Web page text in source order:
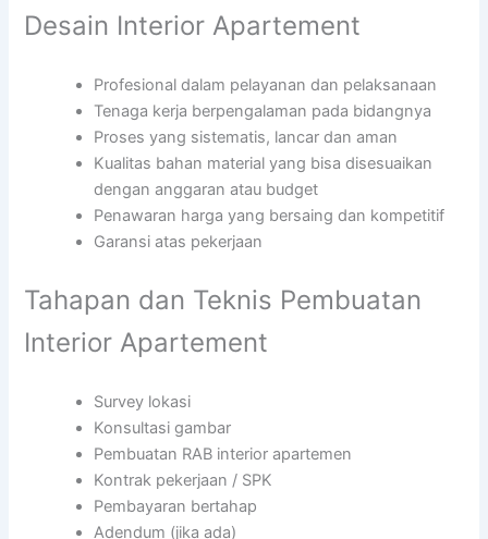
Desain Interior Apartement
Profesional dalam pelayanan dan pelaksanaan
Tenaga kerja berpengalaman pada bidangnya
Proses yang sistematis, lancar dan aman
Kualitas bahan material yang bisa disesuaikan
dengan anggaran atau budget
Penawaran harga yang bersaing dan kompetitif
Garansi atas pekerjaan
Tahapan dan Teknis Pembuatan
Interior Apartement
Survey lokasi
Konsultasi gambar
Pembuatan RAB interior apartemen
Kontrak pekerjaan / SPK
Pembayaran bertahap
Adendum (jika ada)